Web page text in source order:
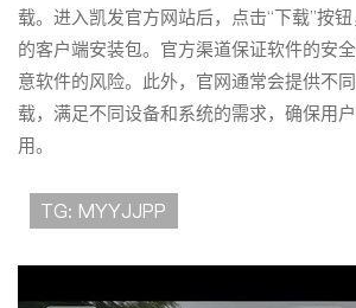
载。进入凯发官方网站后，点击“下载”按
的客户端安装包。官方渠道保证软件的安
意软件的风险。此外，官网通常会提供不
载，满足不同设备和系统的需求，确保用
用。